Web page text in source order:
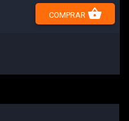
COMPRAR shopping_basket